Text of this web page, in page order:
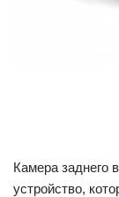
Камера заднего
устройство,